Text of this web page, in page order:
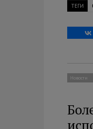
ТЕГИ
Новости